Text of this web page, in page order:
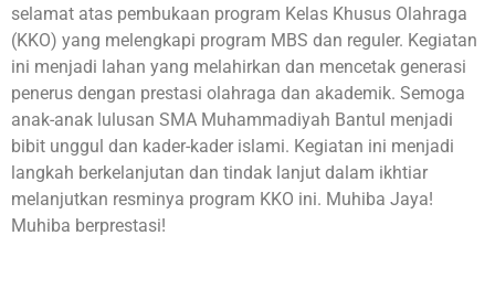
selamat atas pembukaan program Kelas Khusus Olahraga
(KKO) yang melengkapi program MBS dan reguler. Kegiatan
ini menjadi lahan yang melahirkan dan mencetak generasi
penerus dengan prestasi olahraga dan akademik. Semoga
anak-anak lulusan SMA Muhammadiyah Bantul menjadi
bibit unggul dan kader-kader islami. Kegiatan ini menjadi
langkah berkelanjutan dan tindak lanjut dalam ikhtiar
melanjutkan resminya program KKO ini. Muhiba Jaya!
Muhiba berprestasi!